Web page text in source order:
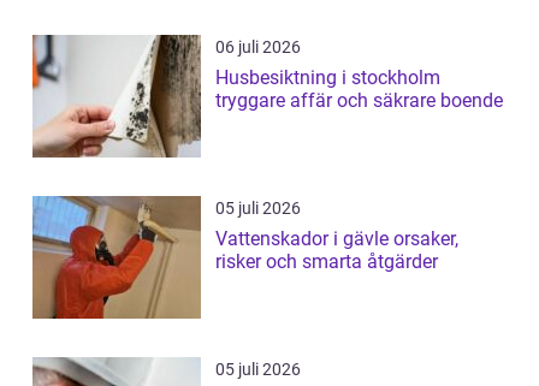
06 juli 2026
Husbesiktning i stockholm
tryggare affär och säkrare boende
05 juli 2026
Vattenskador i gävle orsaker,
risker och smarta åtgärder
05 juli 2026